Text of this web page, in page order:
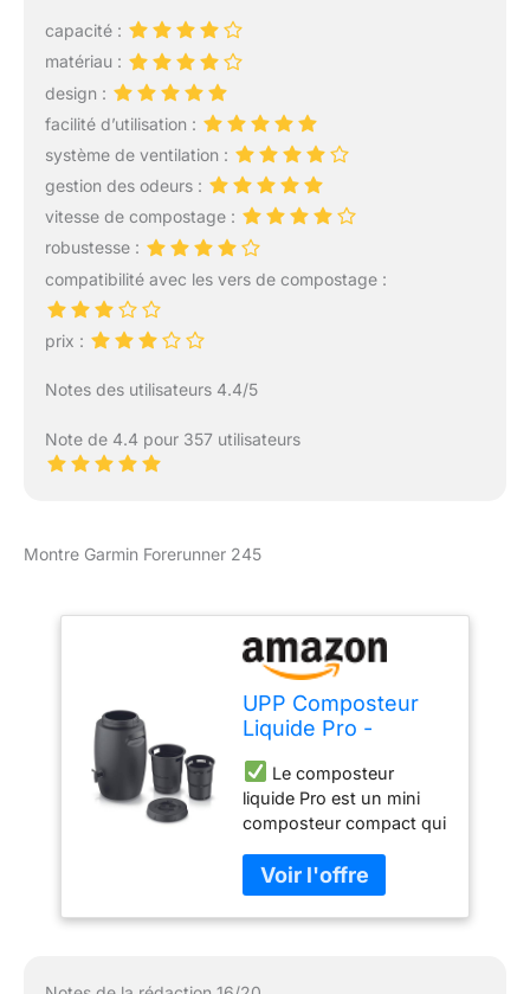
capacité :
matériau :
design :
facilité d’utilisation :
système de ventilation :
gestion des odeurs :
vitesse de compostage :
robustesse :
compatibilité avec les vers de compostage :
prix :
Notes des utilisateurs 4.4/5
Note de 4.4 pour 357 utilisateurs
Montre Garmin Forerunner 245
UPP Composteur
Liquide Pro -
indépendante
d'engrais
organique, idéal
pour le jardin et le
balcon, inodore,
fabriqué en Europe
Le composteur
liquide Pro est un mini
composteur compact qui
indépendante d'engrais
organique à partir de
plantes de jardin et de